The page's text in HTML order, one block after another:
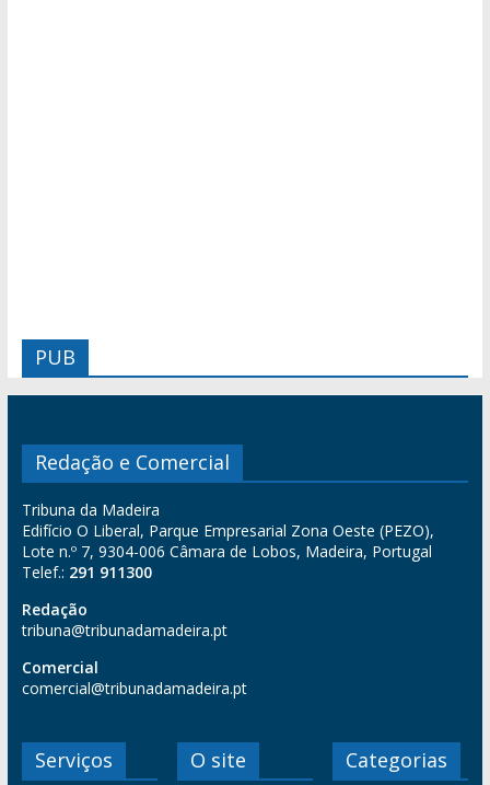
PUB
Redação e Comercial
Tribuna da Madeira
Edifício O Liberal, Parque Empresarial Zona Oeste (PEZO),
Lote n.º 7, 9304-006 Câmara de Lobos, Madeira, Portugal
Telef.: 291 911300
Redação
tribuna@tribunadamadeira.pt
Comercial
comercial@tribunadamadeira.pt
Serviços O site Categorias